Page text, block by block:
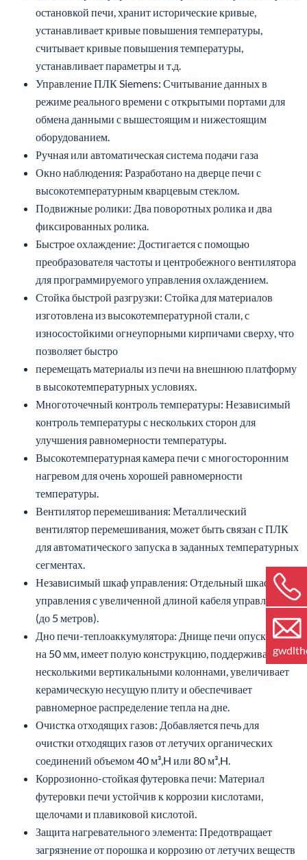
остановкой печи, хранит исторические кривые,
устанавливает кривые повышения температуры,
считывает кривые повышения температуры,
устанавливает параметры и т.д.
Управление ПЛК Siemens: Считывание данных в
режиме реального времени с открытыми портами для
обмена данными с вышестоящим и нижестоящим
оборудованием.
Ручная или автоматическая система подачи газа
Окно наблюдения: Разработано на дверце печи с
высокотемпературным кварцевым стеклом.
Подвижные ролики: Два поворотных ролика и два
фиксированных ролика.
Быстрое охлаждение: Достигается с помощью
преобразователя частоты и центробежного вентилятора
для программируемого управления охлаждением.
Стойка быстрой разгрузки: Стойка для материалов
изготовлена из высокотемпературной стали, с
износостойкими огнеупорными кирпичами сверху, что
позволяет быстро
перемещать материалы из печи на внешнюю платформу
в высокотемпературных условиях.
Многоточечный контроль температуры: Независимый
контроль температуры с нескольких сторон для
улучшения равномерности температуры.
Высокотемпературная камера печи с многосторонним
нагревом для очень хорошей равномерности
температуры.
Вентилятор перемешивания: Металлический
вентилятор перемешивания, может быть связан с ПЛК
для автоматического запуска в заданных температурных
сегментах.
Независимый шкаф управления: Отдельный шкаф
управления с увеличенной длиной кабеля управления
(до 5 метров).
Дно печи-теплоаккумулятора: Днище печи опускается
на 50 мм, имеет полую конструкцию, поддерживается
несколькими вертикальными колоннами, увеличивает
керамическую несущую плиту и обеспечивает
равномерное распределение тепла на дне.
Очистка отходящих газов: Добавляется печь для
очистки отходящих газов от летучих органических
соединений объемом 40 м³,H или 80 м³,H.
Коррозионно-стойкая футеровка печи: Материал
футеровки печи устойчив к коррозии кислотами,
щелочами и плавиковой кислотой.
Защита нагревательного элемента: Предотвращает
загрязнение от порошка и коррозию от летучих веществ